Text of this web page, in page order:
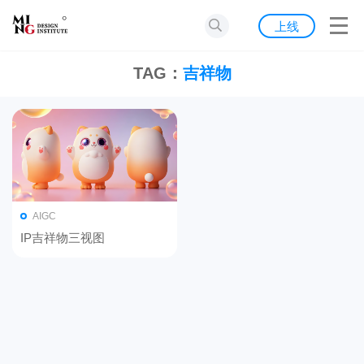
首页
发现
上线
TAG： 吉祥物
AIGC
IP吉祥物三视图